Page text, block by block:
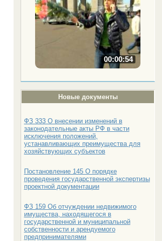
00:00:54
Новые документы
ФЗ 333 О внесении изменений в
законодательные акты РФ в части
исключения положений,
устанавливающих преимущества для
хозяйствующих субъектов
Постановление 145 О порядке
проведения государственной экспертизы
проектной документации
ФЗ 159 Об отчуждении недвижимого
имущества, находящегося в
государственной и муниципальной
собственности и арендуемого
предпринимателями